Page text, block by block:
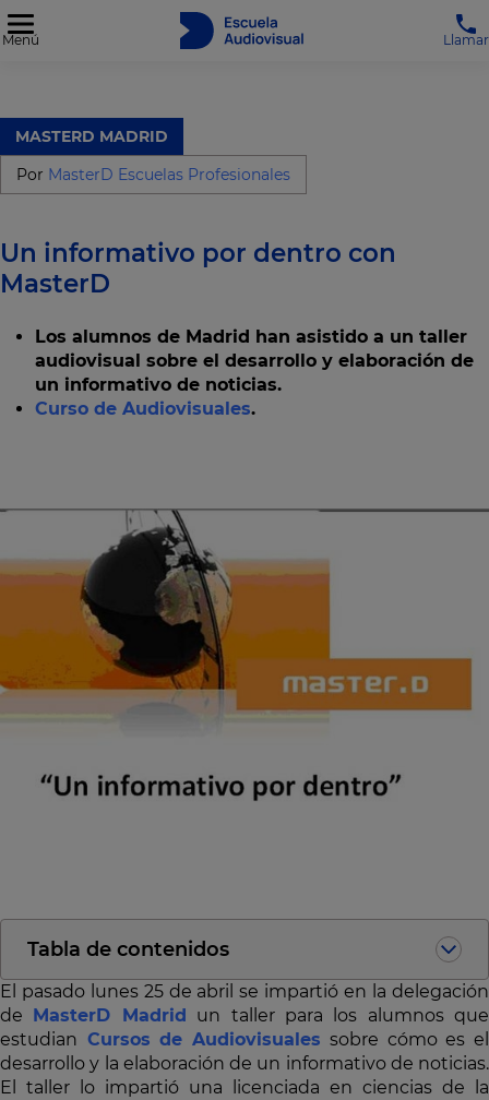
Menú Llamar
MASTERD MADRID
Por MasterD Escuelas Profesionales
Un informativo por dentro con
MasterD
Los alumnos de Madrid han asistido a un taller
audiovisual sobre el desarrollo y elaboración de
un informativo de noticias.
Curso de Audiovisuales.
Tabla de contenidos
El pasado lunes 25 de abril se impartió en la delegación
de
MasterD Madrid
un taller para los alumnos que
estudian Cursos de Audiovisuales sobre cómo es el
desarrollo y la elaboración de un informativo de noticias.
El taller lo impartió una licenciada en ciencias de la